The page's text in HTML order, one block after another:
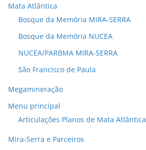
Mata Atlântica
Bosque da Memória MIRA-SERRA
Bosque da Memória NUCEA
NUCEA/PARBMA MIRA-SERRA
São Francisco de Paula
Megamineração
Menu principal
Articulações Planos de Mata Atlântica
Mira-Serra e Parceiros